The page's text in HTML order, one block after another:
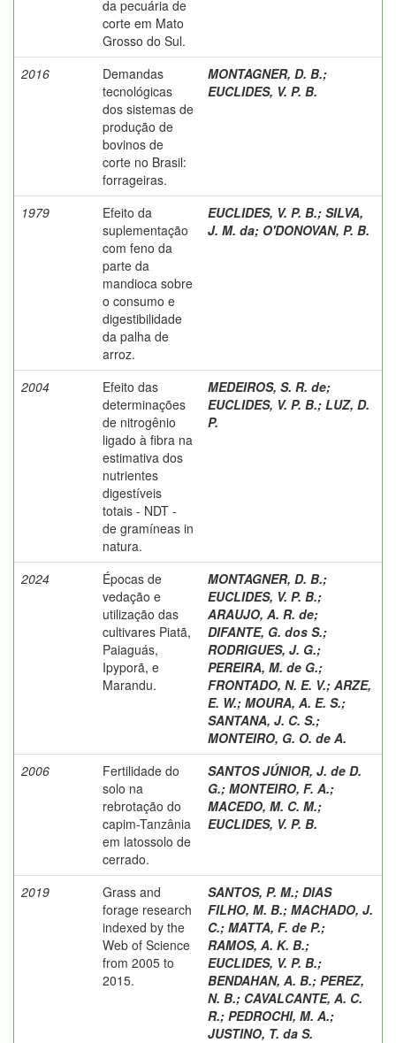
da pecuária de
corte em Mato
Grosso do Sul.
2016
Demandas
tecnológicas
dos sistemas de
produção de
bovinos de
corte no Brasil:
forrageiras.
MONTAGNER, D. B.;
EUCLIDES, V. P. B.
1979
Efeito da
suplementação
com feno da
parte da
mandioca sobre
o consumo e
digestibilidade
da palha de
arroz.
EUCLIDES, V. P. B.; SILVA,
J. M. da; O'DONOVAN, P. B.
2004
Efeito das
determinações
de nitrogênio
ligado à fibra na
estimativa dos
nutrientes
digestíveis
totais - NDT -
de gramíneas in
natura.
MEDEIROS, S. R. de;
EUCLIDES, V. P. B.; LUZ, D.
P.
2024
Épocas de
vedação e
utilização das
cultivares Piatã,
Paiaguás,
Ipyporã, e
Marandu.
MONTAGNER, D. B.;
EUCLIDES, V. P. B.;
ARAUJO, A. R. de;
DIFANTE, G. dos S.;
RODRIGUES, J. G.;
PEREIRA, M. de G.;
FRONTADO, N. E. V.; ARZE,
E. W.; MOURA, A. E. S.;
SANTANA, J. C. S.;
MONTEIRO, G. O. de A.
2006
Fertilidade do
solo na
rebrotação do
capim-Tanzânia
em latossolo de
cerrado.
SANTOS JÚNIOR, J. de D.
G.; MONTEIRO, F. A.;
MACEDO, M. C. M.;
EUCLIDES, V. P. B.
2019
Grass and
forage research
indexed by the
Web of Science
from 2005 to
2015.
SANTOS, P. M.; DIAS
FILHO, M. B.; MACHADO, J.
C.; MATTA, F. de P.;
RAMOS, A. K. B.;
EUCLIDES, V. P. B.;
BENDAHAN, A. B.; PEREZ,
N. B.; CAVALCANTE, A. C.
R.; PEDROCHI, M. A.;
JUSTINO, T. da S.